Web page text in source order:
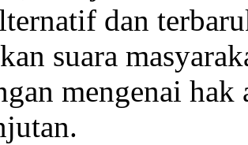
dan
suara
mengenai